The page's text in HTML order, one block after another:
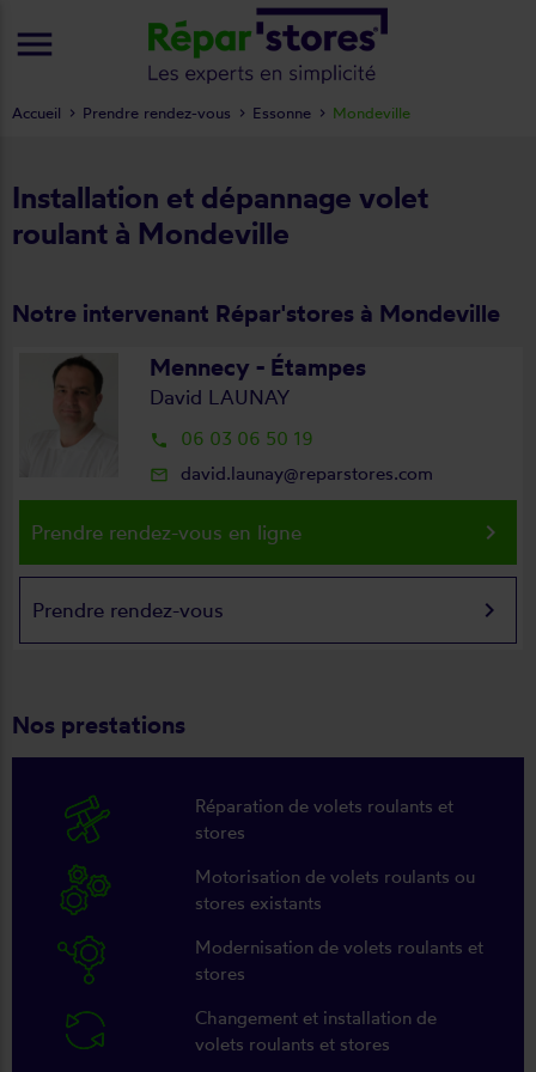
Installation et dépannage volet
roulant à Mondeville
Notre intervenant Répar'stores à Mondeville
Mennecy - Étampes
David LAUNAY
local_phone 06 03 06 50 19
mail_outline david.launay@reparstores.com
Prendre rendez-vous en ligne keyboard_arrow_right
Prendre rendez-vous keyboard_arrow_right
Nos prestations
Réparation de volets roulants et
stores
Motorisation de volets roulants ou
stores existants
Modernisation de volets roulants et
stores
Changement et installation de
volets roulants et stores
Accueil Prendre rendez-vous Essonne Mondeville
menu